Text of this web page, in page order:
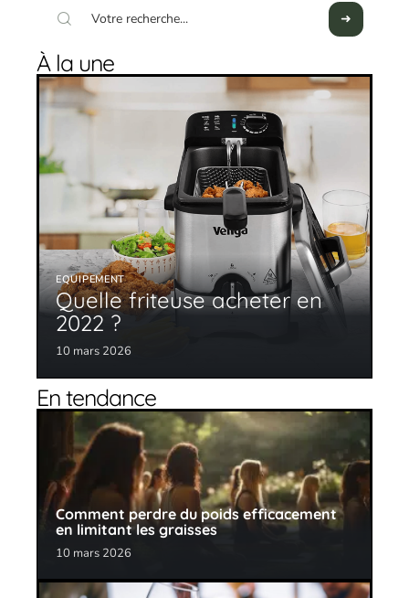
À la une
EQUIPEMENT
Quelle friteuse acheter en
2022 ?
10 mars 2026
En tendance
Comment perdre du poids efficacement
en limitant les graisses
10 mars 2026